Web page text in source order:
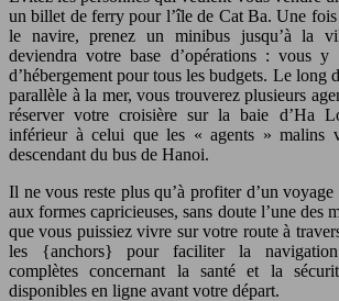
un billet de ferry pour l’île de Cat Ba. Une
le navire, prenez un minibus jusqu’à la
deviendra votre base d’opérations : vous y
d’hébergement pour tous les budgets. Le long
parallèle à la mer, vous trouverez plusieurs
réserver votre croisière sur la baie d’Ha
inférieur à celui que les « agents » malins
descendant du bus de Hanoi.
Il ne vous reste plus qu’à profiter d’un voyage
aux formes capricieuses, sans doute l’une des
que vous puissiez vivre sur votre route à
les {anchors} pour faciliter la
complètes concernant la santé et la
disponibles en ligne avant votre départ.